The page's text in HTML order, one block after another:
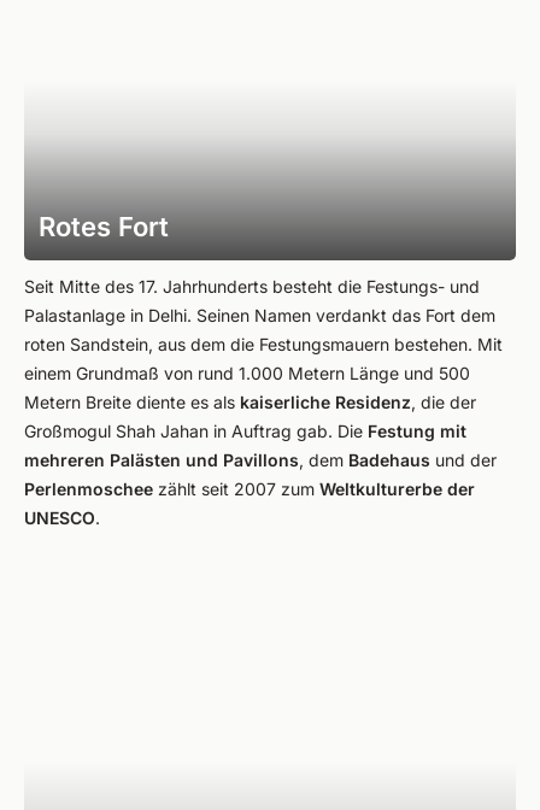
Rotes Fort
Seit Mitte des 17. Jahrhunderts besteht die Festungs- und
Palastanlage in Delhi. Seinen Namen verdankt das Fort dem
roten Sandstein, aus dem die Festungsmauern bestehen. Mit
einem Grundmaß von rund 1.000 Metern Länge und 500
Metern Breite diente es als kaiserliche Residenz, die der
Großmogul Shah Jahan in Auftrag gab. Die Festung mit
mehreren Palästen und Pavillons, dem Badehaus und der
Perlenmoschee zählt seit 2007 zum Weltkulturerbe der
UNESCO.